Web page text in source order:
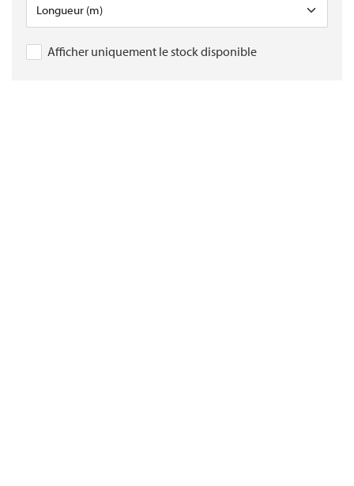
Afficher uniquement le stock disponible